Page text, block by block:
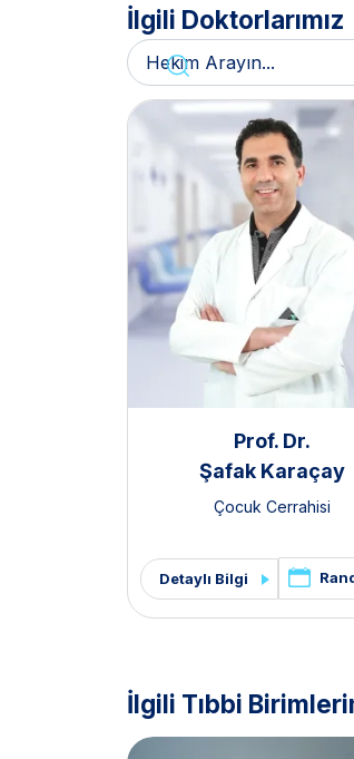
İlgili Doktorlarımız
Prof. Dr.
Şafak Karaçay
Çocuk Cerrahisi
Detaylı Bilgi
İlgili Tıbbi